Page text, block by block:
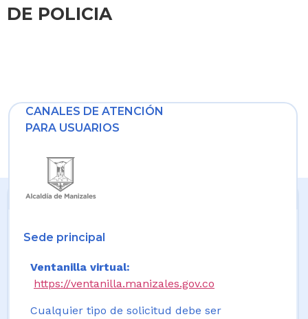
DE POLICIA
CANALES DE ATENCIÓN
PARA USUARIOS
Sede principal
Ventanilla virtual:
https://ventanilla.manizales.gov.co
Cualquier tipo de solicitud debe ser